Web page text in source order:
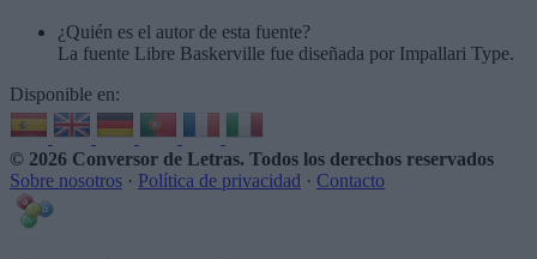
¿Quién es el autor de esta fuente?
La fuente Libre Baskerville fue diseñada por Impallari Type.
Disponible en:
© 2026 Conversor de Letras. Todos los derechos reservados
Sobre nosotros · Política de privacidad · Contacto